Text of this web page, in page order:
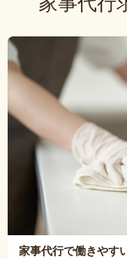
家事代行で働きやす